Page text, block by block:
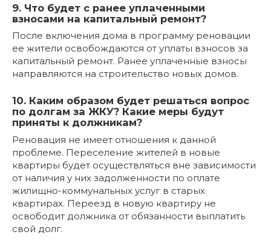
9. Что будет с ранее уплаченными
взносами на капитальный ремонт?
После включения дома в программу реновации
ее жители освобождаются от уплаты взносов за
капитальный ремонт. Ранее уплаченные взносы
направляются на строительство новых домов.
10. Каким образом будет решаться вопрос
по долгам за ЖКУ? Какие меры будут
приняты к должникам?
Реновация не имеет отношения к данной
проблеме. Переселение жителей в новые
квартиры будет осуществляться вне зависимости
от наличия у них задолженности по оплате
жилищно-коммунальных услуг в старых
квартирах. Переезд в новую квартиру не
освободит должника от обязанности выплатить
свой долг.